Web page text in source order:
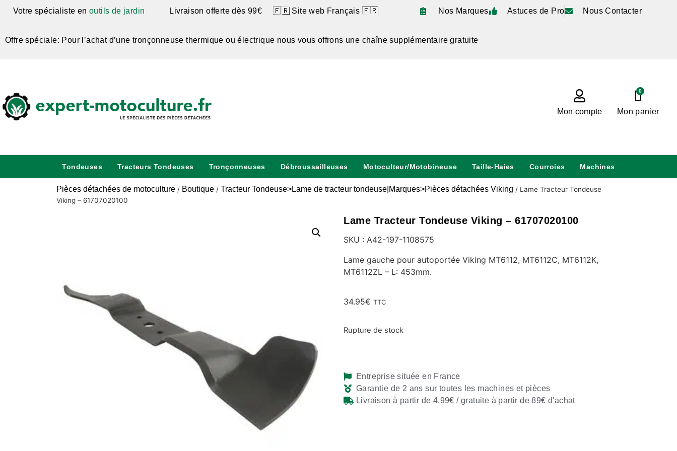
Votre spécialiste en outils de jardin Livraison offerte dès 99€ 🇫🇷 Site web Français 🇫🇷 Nos Marques Astuces de Pro Nous Contacter
Offre spéciale: Pour l’achat d’une tronçonneuse thermique ou électrique nous vous offrons une chaîne supplémentaire gratuite
Mon compte
0
Mon panier
Tondeuses Tracteurs Tondeuses Tronçonneuses Débroussailleuses Motoculteur/Motobineuse Taille-Haies Courroies Machines
Pièces détachées de motoculture / Boutique / Tracteur Tondeuse>Lame de tracteur tondeuse|Marques>Pièces détachées Viking / Lame Tracteur Tondeuse
Viking – 61707020100
Lame Tracteur Tondeuse Viking – 61707020100
SKU : A42-197-1108575
Lame gauche pour autoportée Viking MT6112, MT6112C, MT6112K,
MT6112ZL – L: 453mm.
34.95€ TTC
Rupture de stock
Entreprise située en France
Garantie de 2 ans sur toutes les machines et pièces
Livraison à partir de 4,99€ / gratuite à partir de 89€ d'achat